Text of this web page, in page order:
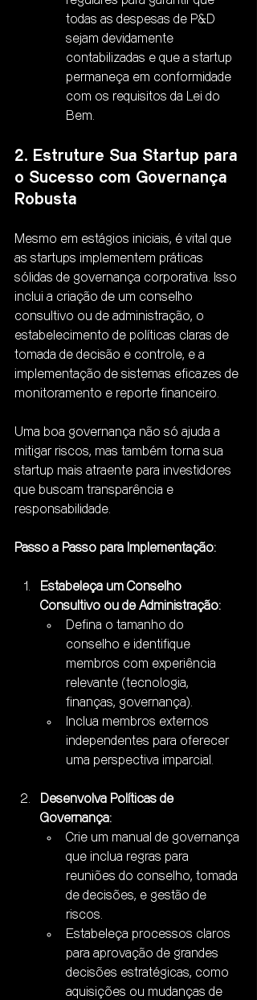
todas as despesas de P&D
sejam devidamente
contabilizadas e que a startup
permaneça em conformidade
com os requisitos da Lei do
Bem.
2. Estruture Sua Startup para
o Sucesso com Governança
Robusta
Mesmo em estágios iniciais, é vital que
as startups implementem práticas
sólidas de governança corporativa. Isso
inclui a criação de um conselho
consultivo ou de administração, o
estabelecimento de políticas claras de
tomada de decisão e controle, e a
implementação de sistemas eficazes de
monitoramento e reporte financeiro.
Uma boa governança não só ajuda a
mitigar riscos, mas também torna sua
startup mais atraente para investidores
que buscam transparência e
responsabilidade.
Passo a Passo para Implementação:
Estabeleça um Conselho
Consultivo ou de Administração:
Defina o tamanho do
conselho e identifique
membros com experiência
relevante (tecnologia,
finanças, governança).
Inclua membros externos
independentes para oferecer
uma perspectiva imparcial.
Desenvolva Políticas de
Governança:
Crie um manual de governança
que inclua regras para
reuniões do conselho, tomada
de decisões, e gestão de
riscos.
Estabeleça processos claros
para aprovação de grandes
decisões estratégicas, como
aquisições ou mudanças de